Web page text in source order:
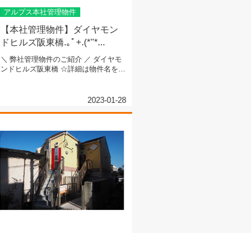
アルプス本社管理物件
【本社管理物件】ダイヤモン
ドヒルズ阪東橋.｡ﾟ+.(*''*...
＼ 弊社管理物件のご紹介 ／ ダイヤモ
ンドヒルズ阪東橋 ☆詳細は物件名をク
2023-01-28